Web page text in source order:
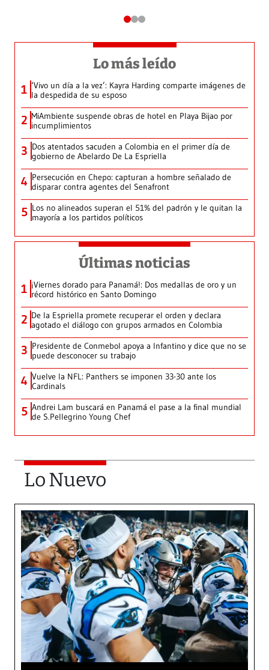
Lo más leído
1 ‘Vivo un día a la vez’: Kayra Harding comparte imágenes de
la despedida de su esposo
2 MiAmbiente suspende obras de hotel en Playa Bijao por
incumplimientos
3 Dos atentados sacuden a Colombia en el primer día de
gobierno de Abelardo De La Espriella
4 Persecución en Chepo: capturan a hombre señalado de
disparar contra agentes del Senafront
5 Los no alineados superan el 51% del padrón y le quitan la
mayoría a los partidos políticos
Últimas noticias
1 ¡Viernes dorado para Panamá!: Dos medallas de oro y un
récord histórico en Santo Domingo
2 De la Espriella promete recuperar el orden y declara
agotado el diálogo con grupos armados en Colombia
3 Presidente de Conmebol apoya a Infantino y dice que no se
puede desconocer su trabajo
4 Vuelve la NFL: Panthers se imponen 33-30 ante los
Cardinals
5 Andrei Lam buscará en Panamá el pase a la final mundial
de S.Pellegrino Young Chef
Lo Nuevo